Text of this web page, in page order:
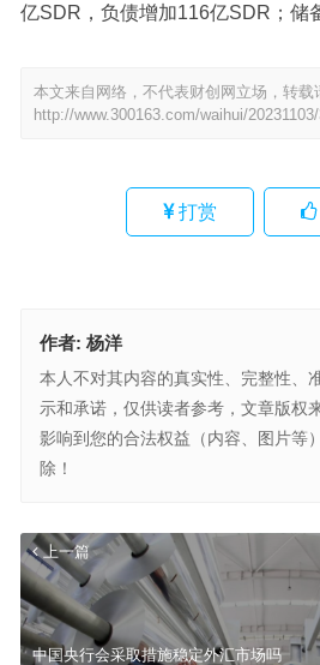
亿SDR，负债增加116亿SDR；储
本文来自网络，不代表财创网立场，转载
http://www.300163.com/waihui/
打赏
作者: 杨洋
本人不对其内容的真实性、完整性、
示和承诺，仅供读者参考，文章版权
影响到您的合法权益（内容、图片等
除！
上一篇
中国央行会采取措施稳定外汇市场吗